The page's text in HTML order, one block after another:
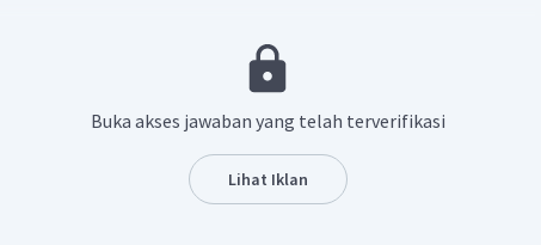
menghantarkan arus listrik. Larutan elektrolit juga dibagi
berdasarkan kekuatan daya hantar listriknya yaitu, larutan
Larutan nonelektrolit
adalah larutan yang tidak dapat
menghantarkan arus listrik.
Buka akses jawaban yang telah terverifikasi
Lihat Iklan